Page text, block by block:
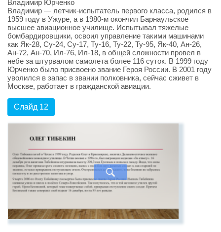
Владимир Юрченко
Владимир — летчик-испытатель первого класса, родился в
1959 году в Ужуре, а в 1980-м окончил Барнаульское
высшее авиационное училище. Испытывал тяжелые
бомбардировщики, освоил управление такими машинами
как Як-28, Су-24, Су-17, Ту-16, Ту-22, Ту-95, Як-40, Ан-26,
Ан-72, Ан-70, Ил-76, Ил-18, в общей сложности провел в
небе за штурвалом самолета более 116 суток. В 1999 году
Юрченко было присвоено звание Героя России. В 2001 году
уволился в запас в звании полковника, сейчас сживет в
Москве, работает в гражданской авиации.
Слайд 12